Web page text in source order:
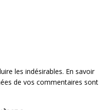
les indésirables. En savoir
de vos commentaires sont